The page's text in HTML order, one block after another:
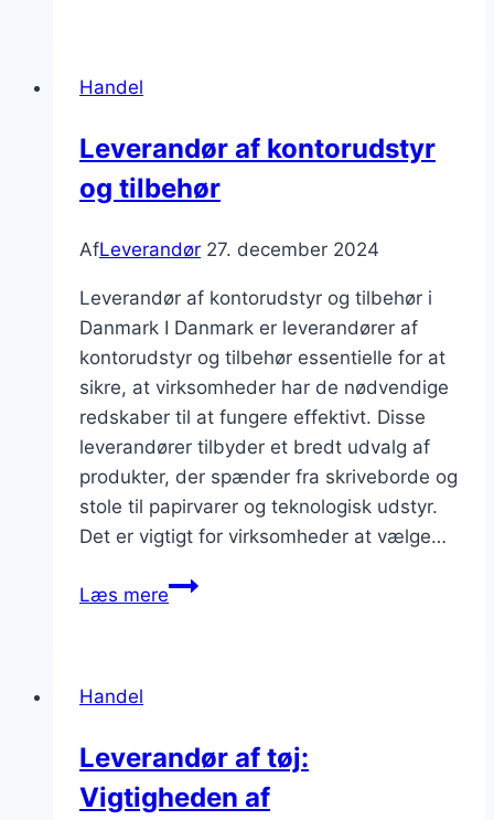
Handel
Leverandør af kontorudstyr
og tilbehør
AfLeverandør 27. december 2024
Leverandør af kontorudstyr og tilbehør i
Danmark I Danmark er leverandører af
kontorudstyr og tilbehør essentielle for at
sikre, at virksomheder har de nødvendige
redskaber til at fungere effektivt. Disse
leverandører tilbyder et bredt udvalg af
produkter, der spænder fra skriveborde og
stole til papirvarer og teknologisk udstyr.
Det er vigtigt for virksomheder at vælge…
Læs mereLeverandør
Handel
Leverandør af tøj:
Vigtigheden af